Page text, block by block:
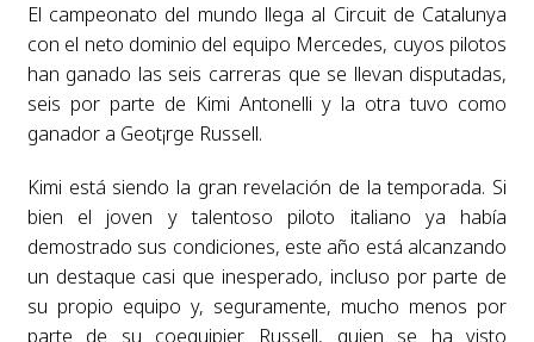
El campeonato del mundo llega al Circuit de Catalunya
con el neto dominio del equipo Mercedes, cuyos pilotos
han ganado las seis carreras que se llevan disputadas,
seis por parte de Kimi Antonelli y la otra tuvo como
ganador a Geot¡rge Russell.
Kimi está siendo la gran revelación de la temporada. Si
bien el joven y talentoso piloto italiano ya había
demostrado sus condiciones, este año está alcanzando
un destaque casi que inesperado, incluso por parte de
su propio equipo y, seguramente, mucho menos por
parte de su coequipier Russell, quien se ha visto